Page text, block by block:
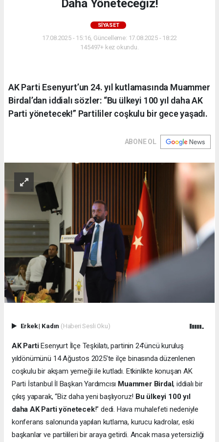
Daha Yöneteceğiz!
SIYASET
17.08.2025 - 15:16, Güncelleme: 17.08.2025 - 18:22
145497+ kez okundu.
AK Parti Esenyurt’un 24. yıl kutlamasında Muammer
Birdal’dan iddialı sözler: “Bu ülkeyi 100 yıl daha AK
Parti yönetecek!” Partililer coşkulu bir gece yaşadı.
ABONE OL
Erkek| Kadın (Haberi Sesli Oku)
AK PartiEsenyurt İlçe Teşkilatı, partinin 24’üncü kuruluş
yıldönümünü 14 Ağustos 2025’te ilçe binasında düzenlenen
coşkulu bir akşam yemeği ile kutladı. Etkinlikte konuşan AK
Parti İstanbul İl Başkan Yardımcısı Muammer Birdal, iddialı bir
çıkış yaparak, “Biz daha yeni başlıyoruz! Bu ülkeyi 100 yıl
daha AK Parti yönetecek!” dedi. Hava muhalefeti nedeniyle
konferans salonunda yapılan kutlama, kurucu kadrolar, eski
başkanlar ve partilileri bir araya getirdi. Ancak masa yetersizliği